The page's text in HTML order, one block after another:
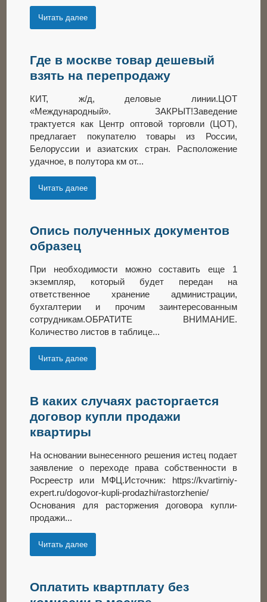
Читать далее
Где в москве товар дешевый
взять на перепродажу
КИТ, ж/д, деловые линии.ЦОТ
«Международный». ЗАКРЫТ!Заведение
трактуется как Центр оптовой торговли (ЦОТ),
предлагает покупателю товары из России,
Белоруссии и азиатских стран. Расположение
удачное, в полутора км от...
Читать далее
Опись полученных документов
образец
При необходимости можно составить еще 1
экземпляр, который будет передан на
ответственное хранение администрации,
бухгалтерии и прочим заинтересованным
сотрудникам.ОБРАТИТЕ ВНИМАНИЕ.
Количество листов в таблице...
Читать далее
В каких случаях расторгается
договор купли продажи
квартиры
На основании вынесенного решения истец подает
заявление о переходе права собственности в
Росреестр или МФЦ.Источник: https://kvartirniy-
expert.ru/dogovor-kupli-prodazhi/rastorzhenie/
Основания для расторжения договора купли-
продажи...
Читать далее
Оплатить квартплату без